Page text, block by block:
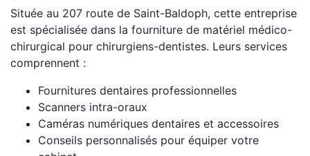
Située au 207 route de Saint-Baldoph, cette entreprise
est spécialisée dans la fourniture de matériel médico-
chirurgical pour chirurgiens-dentistes. Leurs services
comprennent :
Fournitures dentaires professionnelles
Scanners intra-oraux
Caméras numériques dentaires et accessoires
Conseils personnalisés pour équiper votre